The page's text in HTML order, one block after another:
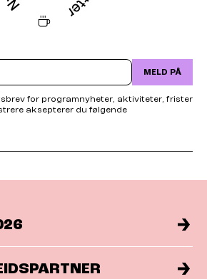
MELD PÅ
for programnyheter, aktiviteter, frister
aksepterer du følgende